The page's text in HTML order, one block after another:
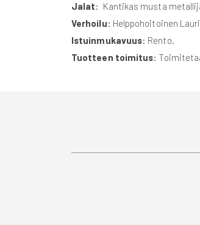
Jalat: Kantikas musta
Verhoilu: Helppohoitoinen
Istuinmukavuus: Rento.
Tuotteen toimitus: